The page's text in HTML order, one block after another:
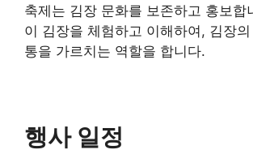
축제는 김장 문화를 보존하고 홍보합
이 김장을 체험하고 이해하여, 김장
통을 가르치는 역할을 합니다.
행사 일정